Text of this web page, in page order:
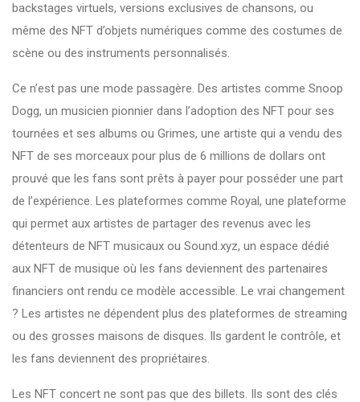
backstages virtuels, versions exclusives de chansons, ou
même des NFT d’objets numériques comme des costumes de
scène ou des instruments personnalisés.
Ce n’est pas une mode passagère. Des artistes comme Snoop
Dogg, un musicien pionnier dans l’adoption des NFT pour ses
tournées et ses albums ou Grimes, une artiste qui a vendu des
NFT de ses morceaux pour plus de 6 millions de dollars ont
prouvé que les fans sont prêts à payer pour posséder une part
de l’expérience. Les plateformes comme Royal, une plateforme
qui permet aux artistes de partager des revenus avec les
détenteurs de NFT musicaux ou Sound.xyz, un espace dédié
aux NFT de musique où les fans deviennent des partenaires
financiers ont rendu ce modèle accessible. Le vrai changement
? Les artistes ne dépendent plus des plateformes de streaming
ou des grosses maisons de disques. Ils gardent le contrôle, et
les fans deviennent des propriétaires.
Les NFT concert ne sont pas que des billets. Ils sont des clés